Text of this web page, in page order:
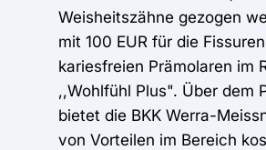
Weisheitszähne gezogen
mit 100 EUR für die
kariesfreien Prämolaren im
,,Wohlfühl Plus". Über dem
bietet die BKK Werra-
von Vorteilen im Bereich